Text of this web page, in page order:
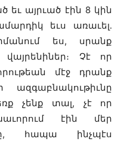
եւ այրւած էին 8 կին
եւս առաւել․
ես, սրանք
Չէ որ
մէջ դրանք
ազգաբնակութիւնը
չենք տալ, չէ որ
էին մեր
հապա ինչպէս